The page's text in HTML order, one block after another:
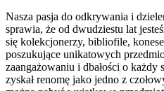
Nasza pasja do odkrywania i
sprawia, że od dwudziestu lat
się kolekcjonerzy, bibliofile,
poszukujące unikatowych
zaangażowaniu i dbałości o każdy
zyskał renomę jako jedno z